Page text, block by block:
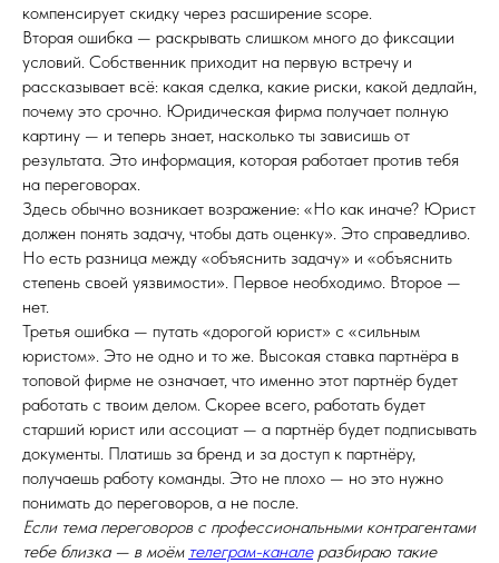
компенсирует скидку через расширение scope.
Вторая ошибка — раскрывать слишком много до фиксации
условий. Собственник приходит на первую встречу и
рассказывает всё: какая сделка, какие риски, какой дедлайн,
почему это срочно. Юридическая фирма получает полную
картину — и теперь знает, насколько ты зависишь от
результата. Это информация, которая работает против тебя
на переговорах.
Здесь обычно возникает возражение: «Но как иначе? Юрист
должен понять задачу, чтобы дать оценку». Это справедливо.
Но есть разница между «объяснить задачу» и «объяснить
степень своей уязвимости». Первое необходимо. Второе —
нет.
Третья ошибка — путать «дорогой юрист» с «сильным
юристом». Это не одно и то же. Высокая ставка партнёра в
топовой фирме не означает, что именно этот партнёр будет
работать с твоим делом. Скорее всего, работать будет
старший юрист или ассоциат — а партнёр будет подписывать
документы. Платишь за бренд и за доступ к партнёру,
получаешь работу команды. Это не плохо — но это нужно
понимать до переговоров, а не после.
Если тема переговоров с профессиональными контрагентами
тебе близка — в моём телеграм-каналеразбираю такие